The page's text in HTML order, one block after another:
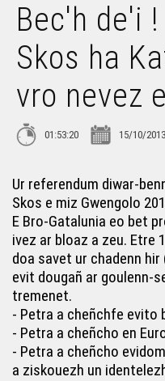
Bec'h de'i !
Bec'h de'i ! 4 –
Bec'h de'i ! 19 -
Bec'h de'i ! 5 –
Bec'h de'i ! 12
Breizh bepred ?
Bec'h de'i ! 15
Bec'h de'i
Skos ha
vro nevez
01:53:20 15/10/2013
Ur referendum diwar-
Skos e miz Gwengolo
E Bro-Gatalunia eo bet
ivez ar bloaz a zeu. Etre
doa savet ur chadenn
evit dougañ ar goulenn-
tremenet.
- Petra a cheñchfe evito
- Petra a cheñcho en
- Petra a cheñcho
a ziskouezh un